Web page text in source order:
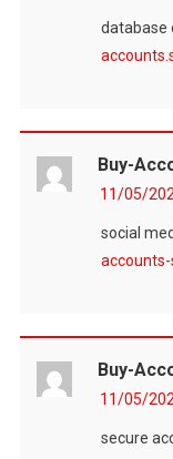
database
Buy-
11/05/
social
Buy-
11/05/
secure